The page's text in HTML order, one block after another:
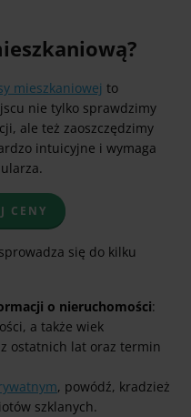
mieszkaniowej to
nie tylko sprawdzimy
ale też zaoszczędzimy
intuicyjne i wymaga
CENY
się do kilku
o nieruchomości:
a także wiek
ostatnich lat oraz termin
, powódź, kradzież
szklanych.